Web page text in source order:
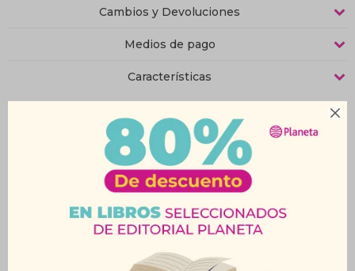

Cambios y Devoluciones
Medios de pago
Características
Productos que te pueden interesar